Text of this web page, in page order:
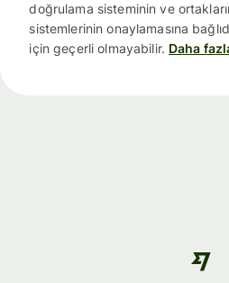
doğrulama sisteminin ve
sistemlerinin onaylamasına
için geçerli olmayabilir. Daha